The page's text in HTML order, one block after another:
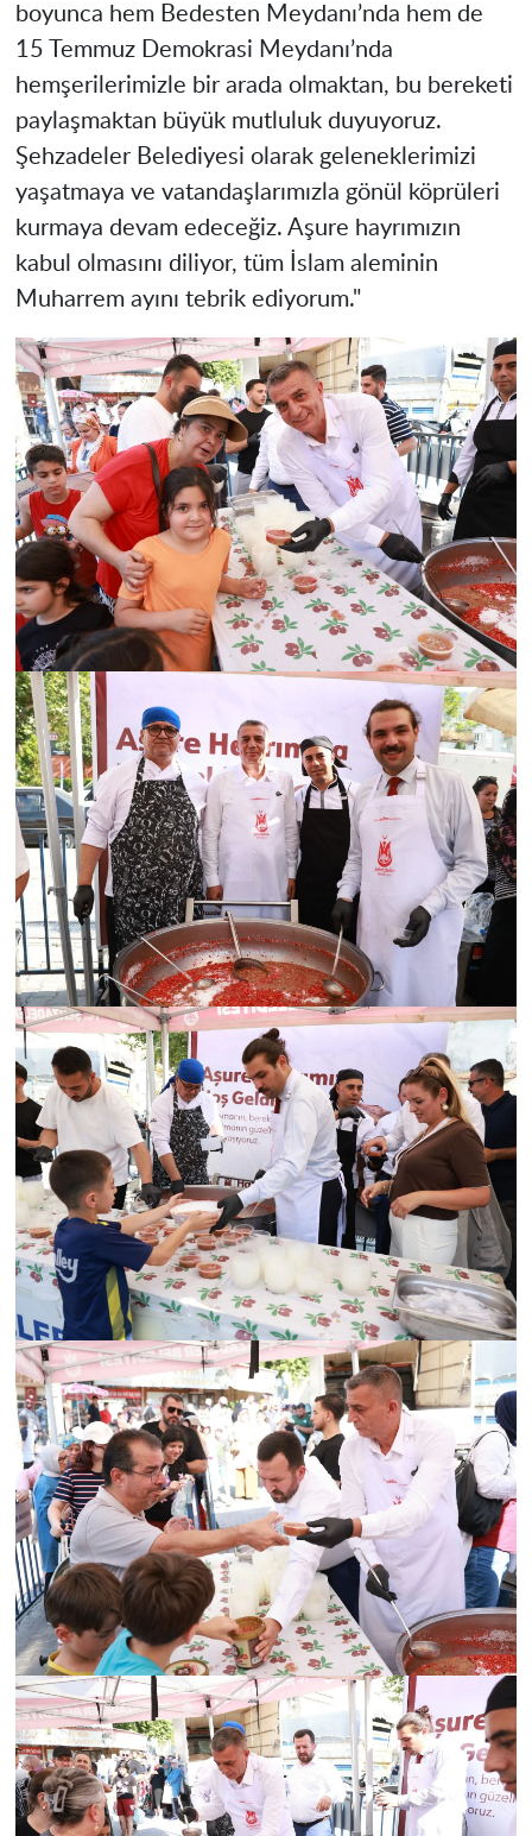
boyunca hem Bedesten Meydanı’nda hem de
15 Temmuz Demokrasi Meydanı’nda
hemşerilerimizle bir arada olmaktan, bu bereketi
paylaşmaktan büyük mutluluk duyuyoruz.
Şehzadeler Belediyesi olarak geleneklerimizi
yaşatmaya ve vatandaşlarımızla gönül köprüleri
kurmaya devam edeceğiz. Aşure hayrımızın
kabul olmasını diliyor, tüm İslam aleminin
Muharrem ayını tebrik ediyorum."